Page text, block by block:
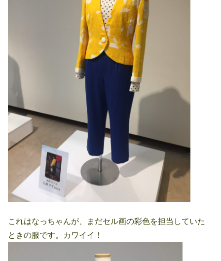
これはなっちゃんが、まだセル画の彩色を担当していた
ときの服です。カワイイ！